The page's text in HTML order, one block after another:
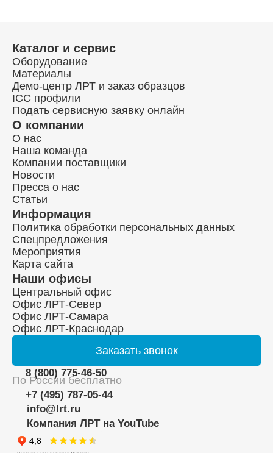
Каталог и сервис
Оборудование
Материалы
Демо-центр ЛРТ и заказ образцов
ICC профили
Подать сервисную заявку онлайн
Информация
Политика обработки персональных данных
Спецпредложения
Мероприятия
Карта сайта
О компании
О нас
Наша команда
Компании поставщики
Новости
Пресса о нас
Статьи
Наши офисы
Центральный офис
Офис ЛРТ-Север
Офис ЛРТ-Самара
Офис ЛРТ-Краснодар
Заказать звонок
8 (800) 775-46-50
По России бесплатно
+7 (495) 787-05-44
info@lrt.ru
Компания ЛРТ на YouTube